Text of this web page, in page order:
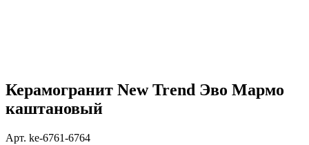
Керамогранит New Trend Эво Мармо
каштановый
Арт. ke-6761-6764